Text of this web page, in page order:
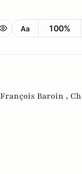
Aa 100%
François Baroin ,